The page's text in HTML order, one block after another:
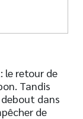
le retour de
Tandis
dans
de